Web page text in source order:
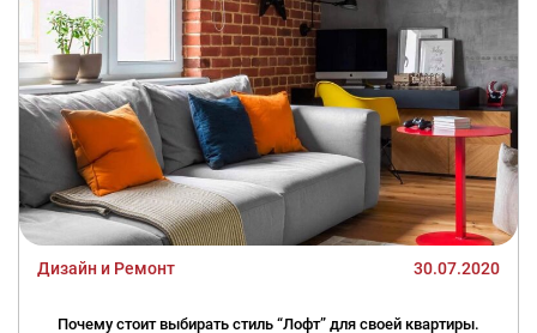
Дизайн и Ремонт 30.07.2020
Почему стоит выбирать стиль “Лофт” для своей квартиры.